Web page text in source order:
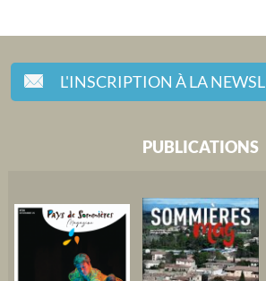
L'INSCRIPTION À LA
PUBLICATIONS